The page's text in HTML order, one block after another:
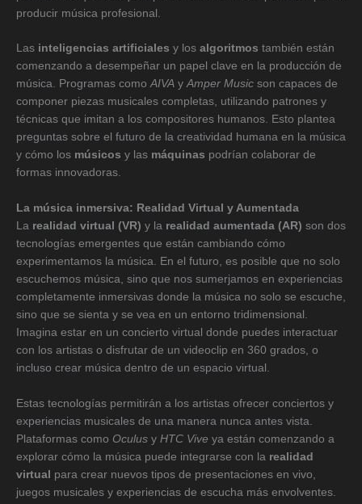
producir música profesional.
Las inteligencias artificiales y los algoritmos también están
comenzando a desempeñar un papel clave en la producción de
música. Programas comoAIVA yAmper Music son capaces de
componer piezas musicales completas, utilizando patrones y
técnicas que imitan a los compositores humanos. Esto plantea
preguntas sobre el futuro de la creatividad humana en la música
y cómo los músicos y las máquinas podrían colaborar de
formas innovadoras.
La música inmersiva: Realidad Virtual y Aumentada
La realidad virtual (VR) y la realidad aumentada (AR) son dos
tecnologías emergentes que están cambiando cómo
experimentamos la música. En el futuro, es posible que no solo
escuchemos música, sino que nos sumerjamos en experiencias
completamente inmersivas donde la música no solo se escuche,
sino que se sienta y se vea en un entorno tridimensional.
Imagina estar en un concierto virtual donde puedes interactuar
con los artistas o disfrutar de un videoclip en 360 grados, o
incluso crear música dentro de un espacio virtual.
Estas tecnologías permitirán a los artistas ofrecer conciertos y
experiencias musicales de una manera nunca antes vista.
Plataformas como Oculus y HTC Vive ya están comenzando a
explorar cómo la música puede integrarse con la realidad
virtual para crear nuevos tipos de presentaciones en vivo,
juegos musicales y experiencias de escucha más envolventes.